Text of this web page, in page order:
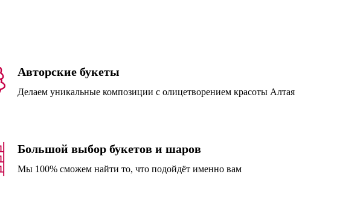
Авторские букеты
Делаем уникальные композиции с олицетворением красоты Алтая
Большой выбор букетов и шаров
Мы 100% сможем найти то, что подойдёт именно вам